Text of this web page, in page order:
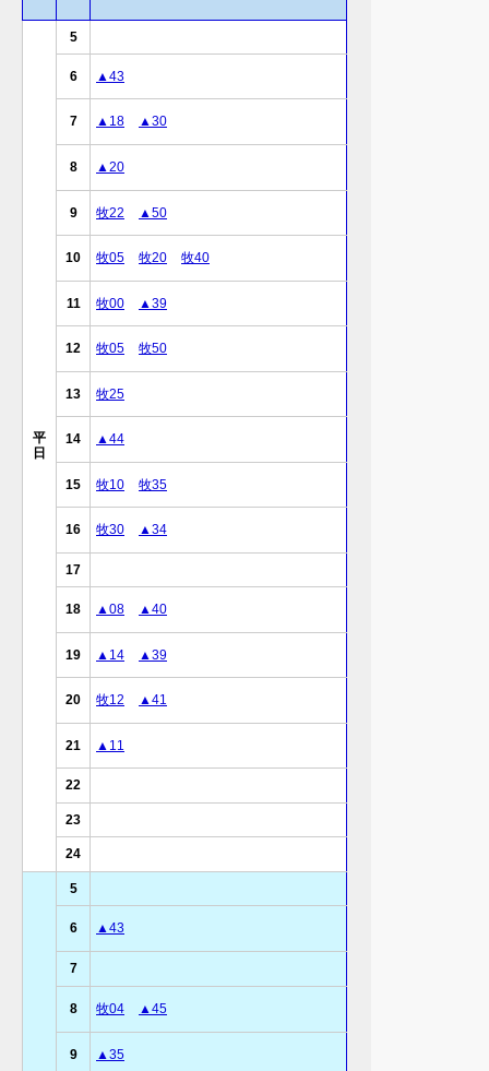
平
日
5
6 ▲43
7 ▲18 ▲30
8 ▲20
9 牧22 ▲50
10 牧05 牧20 牧40
11 牧00 ▲39
12 牧05 牧50
13 牧25
14 ▲44
15 牧10 牧35
16 牧30 ▲34
17
18 ▲08 ▲40
19 ▲14 ▲39
20 牧12 ▲41
21 ▲11
22
23
24
5
6 ▲43
7
8 牧04 ▲45
9 ▲35